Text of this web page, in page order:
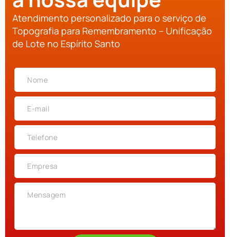
Atendimento personalizado para o serviço de
Topografia para Remembramento – Unificação
de Lote no Espírito Santo